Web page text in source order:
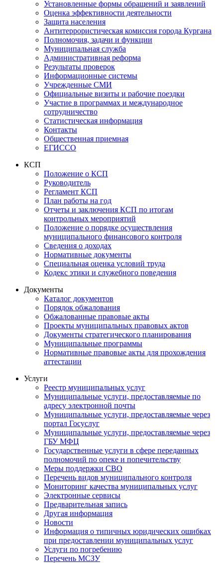
Установленные формы обращений и заявлений
Оценка эффективности деятельности
Защита населения
Антитеррористическая комиссия города Кургана
Полномочия, задачи и функции
Муниципальная служба
Административная реформа
Результаты проверок
Информационные системы
Учрежденные СМИ
Официальные визиты и рабочие поездки
Участие в программах и международное
сотрудничество
Статистическая информация
Контакты
Общественная приемная
ЕГИССО
КСП
Положение о КСП
Руководитель
Регламент КСП
План работы на год
Отчеты и заключения КСП по итогам
контрольных мероприятий
Положение о порядке осуществления
муниципального финансового контроля
Сведения о доходах
Нормативные документы
Специальная оценка условий труда
Кодекс этики и служебного поведения
Документы
Каталог документов
Порядок обжалования
Обжалованные правовые акты
Проекты муниципальных правовых актов
Документы стратегического планирования
Муниципальные программы
Нормативные правовые акты для прохождения
аттестации
Услуги
Реестр муниципальных услуг
Муниципальные услуги, предоставляемые по
адресу электронной почты
Муниципальные услуги, предоставляемые через
портал Госуслуг
Муниципальные услуги, предоставляемые через
ГБУ МФЦ
Государственные услуги в сфере переданных
полномочий по опеке и попечительству
Меры поддержки СВО
Перечень видов муниципального контроля
Мониторинг качества муниципальных услуг
Электронные сервисы
Предварительная запись
Другая информация
Новости
Информация о типичных юридических ошибках
при предоставлении муниципальных услуг
Услуги по погребению
Перечень МСЗУ